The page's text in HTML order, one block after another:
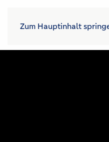
Zum Hauptinhalt